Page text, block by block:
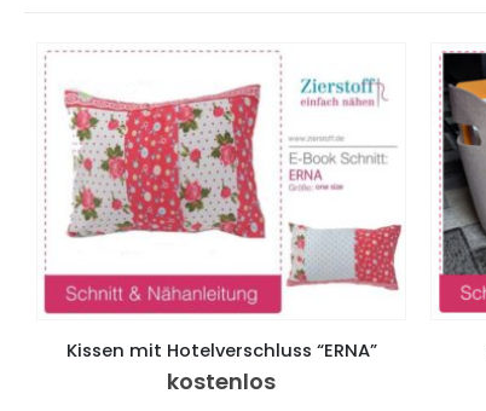
Kissen mit Hotelverschluss “ERNA”
kostenlos